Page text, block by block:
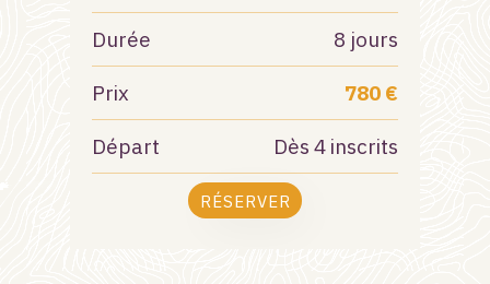
Durée 8 jours
Prix 780 €
Départ Dès 4 inscrits
RÉSERVER